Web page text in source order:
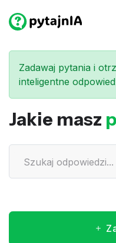
Zadawaj pytania i
inteligentne
Jakie masz